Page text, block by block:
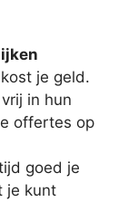
je geld.
in hun
offertes op
goed je
je kunt